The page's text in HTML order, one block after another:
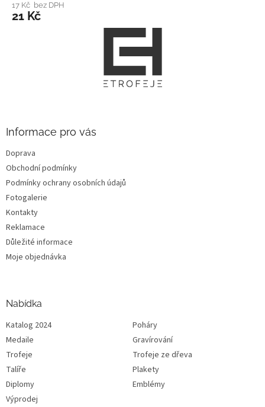
17 Kč bez DPH
21 Kč
Informace pro vás
Doprava
Obchodní podmínky
Podmínky ochrany osobních údajů
Fotogalerie
Kontakty
Reklamace
Důležité informace
Moje objednávka
Nabídka
Katalog 2024
Poháry
Medaile
Gravírování
Trofeje
Trofeje ze dřeva
Talíře
Plakety
Diplomy
Emblémy
Výprodej